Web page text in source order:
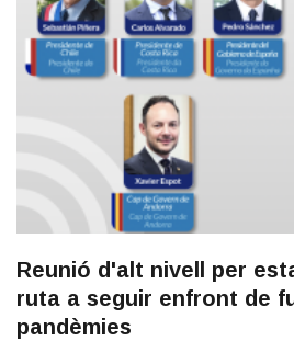
Reunió d'alt nivell per
ruta a seguir enfront de
pandèmies